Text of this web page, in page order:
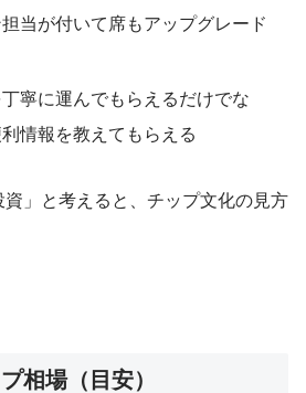
当が付いて席もアップグレード
寧に運んでもらえるだけでな
情報を教えてもらえる
」と考えると、チップ文化の見方
相場（目安）